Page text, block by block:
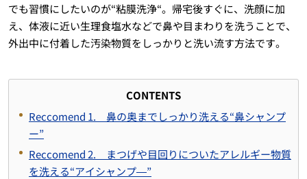
でも習慣にしたいのが“粘膜洗浄“。帰宅後すぐに、洗顔に加
え、体液に近い生理食塩水などで鼻や目まわりを洗うことで、
外出中に付着した汚染物質をしっかりと洗い流す方法です。
CONTENTS
Reccomend 1. 鼻の奥までしっかり洗える“鼻シャンプ
ー”
Reccomend 2. まつげや目回りについたアレルギー物質
を洗える“アイシャンプ―”